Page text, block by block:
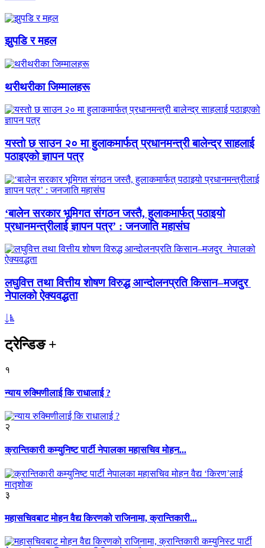
झुपडि र महल
थरीथरीका जिम्मालहरू
यस्तो छ साउन २० मा हुलाकमार्फत् प्रधानमन्त्री बालेन्द्र साहलाई
पठाइएको ज्ञापन पत्र
‘बालेन सरकार भूमिगत संगठन जस्तै, हुलाकमार्फत् पठाइयो
प्रधानमन्त्रीलाई ज्ञापन पत्र’ : जनजाति महासंघ
लघुवित्त तथा वित्तीय शोषण विरुद्ध आन्दोलनप्रति किसान–मजदुर
नेपालको ऐक्यवद्धता
ट्रेन्डिङ+
१
न्याय रुक्मिणीलाई कि राधालाई ?
२
क्रान्तिकारी कम्युनिष्ट पार्टी नेपालका महासचिव मोहन...
३
महासचिवबाट मोहन वैद्य किरणको राजिनामा, क्रान्तिकारी...